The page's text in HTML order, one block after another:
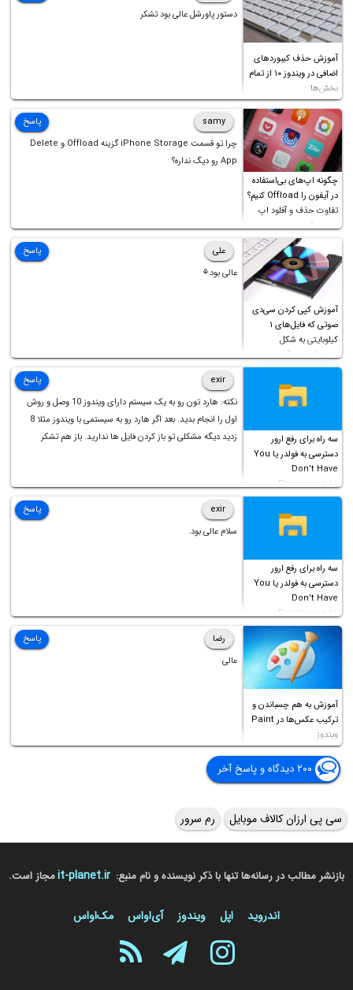
آموزش حذف کیبوردهای
اضافی در ویندوز ۱۰ از تمام
بخش‌ها
دستور پاورشل عالی بود تشکر
چگونه اپ‌های بی‌استفاده
در آیفون را Offload کنیم؟
تفاوت حذف و آفلود اپ
چیست؟
samy
چرا تو قسمت iPhone Storage گزینه Offload و Delete
App رو دیگ نداره؟
پاسخ
آموزش کپی کردن سی‌دی
صوتی که فایل‌های ۱
کیلوبایتی به شکل
شورت‌کات در آن موجود
است!
علی
عالی بود⚘
پاسخ
سه راه برای رفع ارور
دسترسی به فولدر یا You
Don’t Have
Permission to
Access this folder
exir
نکته: هارد تون رو به یک سیستم دارای ویندوز 10 وصل و روش
اول را انجام بدید. بعد اگر هارد رو به سیستمی با ویندوز مثلا 8
زدید دیگه مشکلی تو باز کردن فایل ها ندارید. باز هم تشکر
پاسخ
سه راه برای رفع ارور
دسترسی به فولدر یا You
Don’t Have
Permission to
Access this folder
exir
سلام عالی بود.
پاسخ
آموزش به هم چسباندن و
ترکیب عکس‌ها در Paint
ویندوز
رضا
عالی
پاسخ
۲۰۰ دیدگاه و پاسخ آخر
سی پی ارزان کالاف موبایل رم سرور
بازنشر مطالب در رسانه‌ها تنها با ذکر نویسنده و نام منبع: it-planet.irمجاز است.
اندروید اپل ویندوز آی‌او‌اس مک‌او‌اس